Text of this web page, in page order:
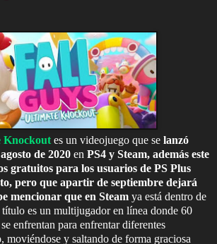
Knockout es un videojuego que se lanzó
de 2020 en PS4 y Steam, además este
gratuitos para los usuarios de PS Plus
pero que apartir de septiembre dejará
mencionar que en Steam ya está dentro de
es un multijugador en línea donde 60
enfrentan para enfrentar diferentes
moviéndose y saltando de forma graciosa